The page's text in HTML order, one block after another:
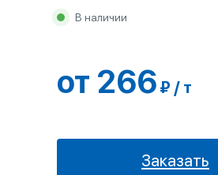
В наличии
от 266 ₽ / т
Заказать